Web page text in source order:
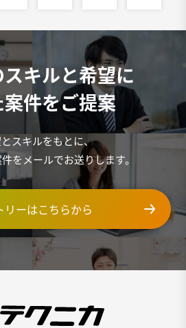
キルと希望に
件をご提案
スキルをもとに、
をメールでお送りします。
リーはこちらから